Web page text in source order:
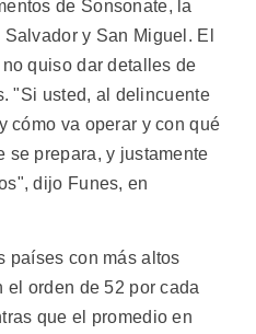
de Sonsonate, la
y San Miguel. El
quiso dar detalles de
"Si usted, al delincuente
cómo va operar y con qué
se prepara, y justamente
dijo Funes, en
países con más altos
orden de 52 por cada
que el promedio en